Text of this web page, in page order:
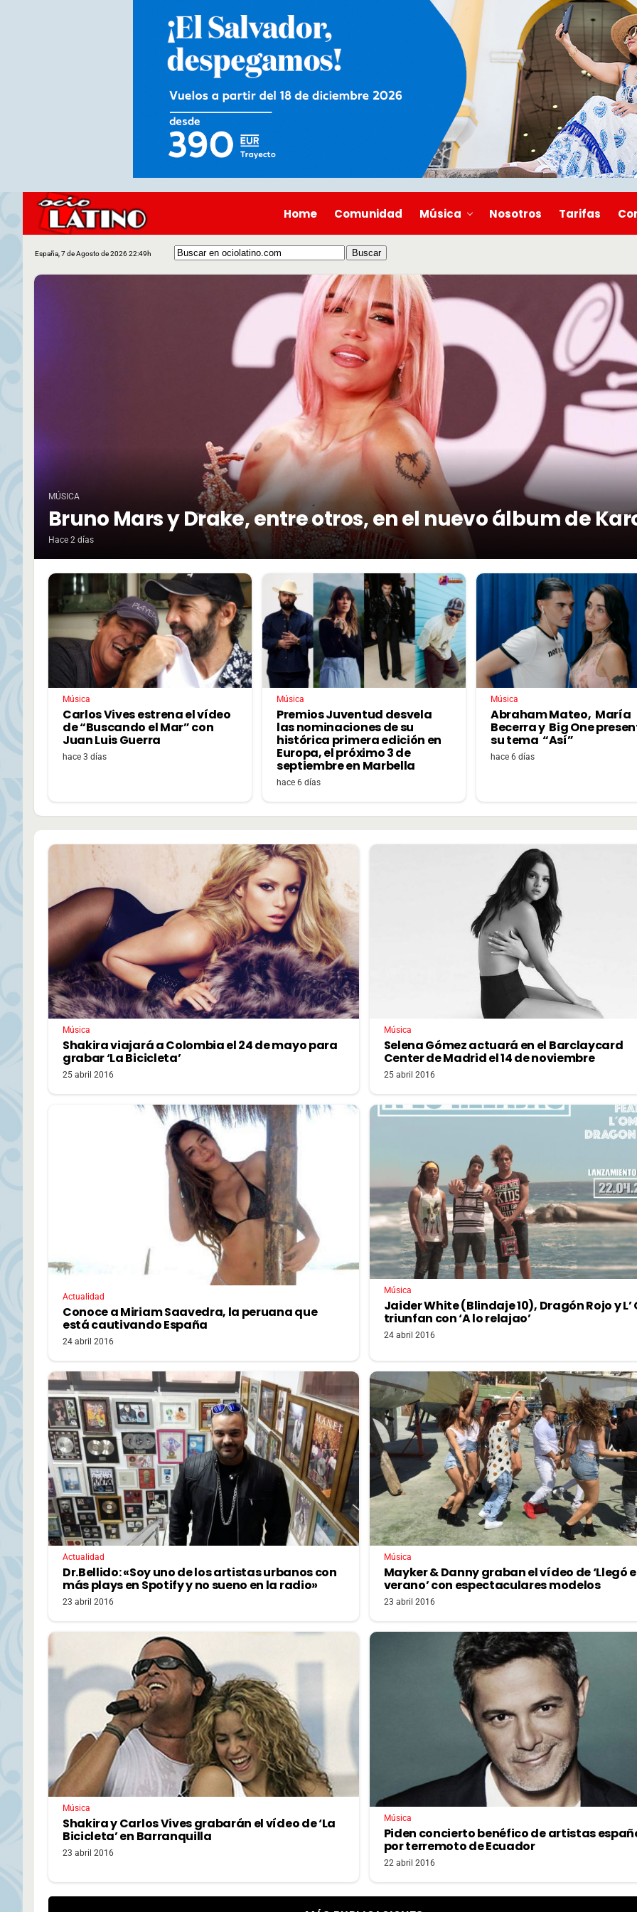
Home Comunidad Música Nosotros Tarifas
España, 7 de Agosto de 2026 22:49h
MÚSICA
Bruno Mars y Drake, entre otros, en el nuevo álbum de
Hace 2 días
Música
Carlos Vives estrena el vídeo
de “Buscando el Mar” con
Juan Luis Guerra
hace 3 días
Música
Premios Juventud desvela
las nominaciones de su
histórica primera edición en
Europa, el próximo 3 de
septiembre en Marbella
hace 6 días
Música
Abraham Mateo, María
Becerra y Big One
su tema “Así”
hace 6 días
Música
Shakira viajará a Colombia el 24 de mayo para
grabar ‘La Bicicleta’
25 abril 2016
Música
Selena Gómez actuará en el Barclaycard
Center de Madrid el 14 de noviembre
25 abril 2016
Actualidad
Conoce a Miriam Saavedra, la peruana que
está cautivando España
24 abril 2016
Música
Jaider White (Blindaje 10), Dragón Rojo y L’
triunfan con ‘A lo relajao’
24 abril 2016
Actualidad
Dr.Bellido: «Soy uno de los artistas urbanos con
más plays en Spotify y no sueno en la radio»
23 abril 2016
Música
Mayker & Danny graban el vídeo de ‘Llegó
verano’ con espectaculares modelos
23 abril 2016
Música
Shakira y Carlos Vives grabarán el vídeo de ‘La
Bicicleta’ en Barranquilla
23 abril 2016
Música
Piden concierto benéfico de artistas
por terremoto de Ecuador
22 abril 2016